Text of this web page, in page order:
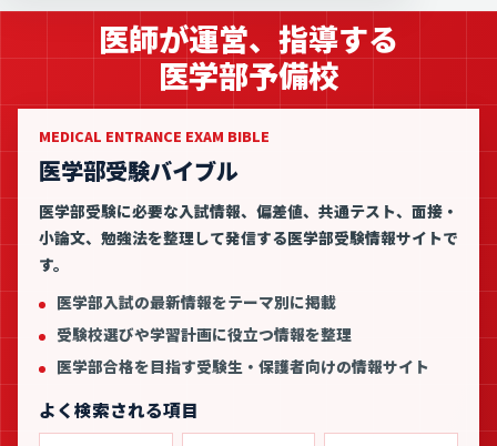
医師が運営、指導する
医学部予備校
MEDICAL ENTRANCE EXAM BIBLE
医学部受験バイブル
医学部受験に必要な入試情報、偏差値、共通テスト、面接・
小論文、勉強法を整理して発信する医学部受験情報サイトで
す。
医学部入試の最新情報をテーマ別に掲載
受験校選びや学習計画に役立つ情報を整理
医学部合格を目指す受験生・保護者向けの情報サイト
よく検索される項目